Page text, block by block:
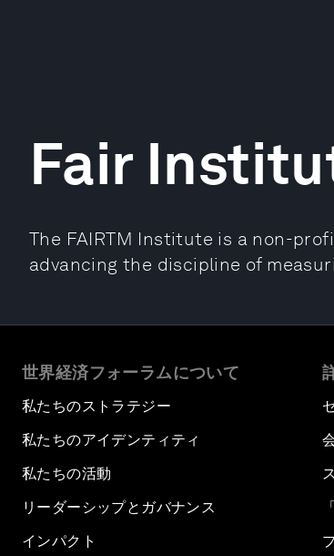
Fair
The FAIRTM Institute is a non-
advancing the discipline of
世界経済フォーラムについて
私たちのストラテジー
私たちのアイデンティティ
私たちの活動
リーダーシップとガバナンス
インパクト